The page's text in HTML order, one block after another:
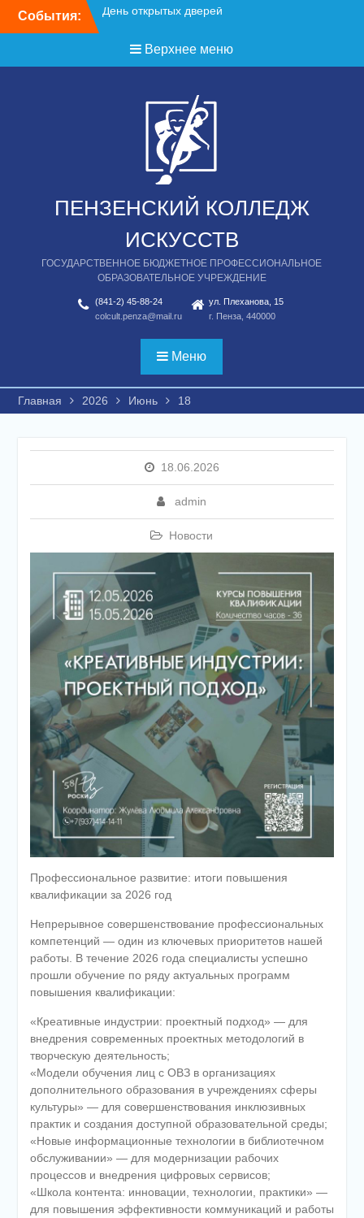
События: День открытых дверей
Верхнее меню
ПЕНЗЕНСКИЙ КОЛЛЕДЖ
ИСКУССТВ
ГОСУДАРСТВЕННОЕ БЮДЖЕТНОЕ ПРОФЕССИОНАЛЬНОЕ
ОБРАЗОВАТЕЛЬНОЕ УЧРЕЖДЕНИЕ
(841-2) 45-88-24
colcult.penza@mail.ru
ул. Плеханова, 15
г. Пенза, 440000
Меню
Главная 2026 Июнь 18
18.06.2026
admin
Новости
Профессиональное развитие: итоги повышения
квалификации за 2026 год
Непрерывное совершенствование профессиональных
компетенций — один из ключевых приоритетов нашей
работы. В течение 2026 года специалисты успешно
прошли обучение по ряду актуальных программ
повышения квалификации:
«Креативные индустрии: проектный подход» — для
внедрения современных проектных методологий в
творческую деятельность;
«Модели обучения лиц с ОВЗ в организациях
дополнительного образования в учреждениях сферы
культуры» — для совершенствования инклюзивных
практик и создания доступной образовательной среды;
«Новые информационные технологии в библиотечном
обслуживании» — для модернизации рабочих
процессов и внедрения цифровых сервисов;
«Школа контента: инновации, технологии, практики» —
для повышения эффективности коммуникаций и работы